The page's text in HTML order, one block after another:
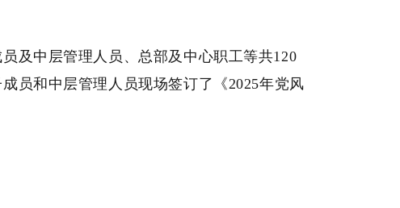
中层管理人员、总部及中心职工等共120
员和中层管理人员现场签订了《2025年党风